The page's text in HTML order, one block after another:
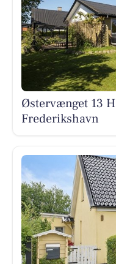
Østervænget 13
Frederikshavn